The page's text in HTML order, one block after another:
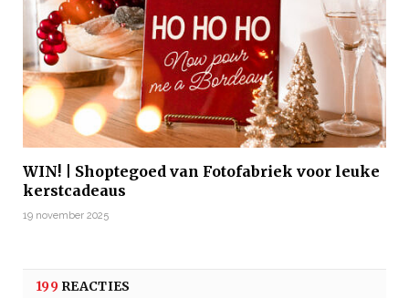
WIN! | Shoptegoed van Fotofabriek voor leuke
kerstcadeaus
19 november 2025
199REACTIES